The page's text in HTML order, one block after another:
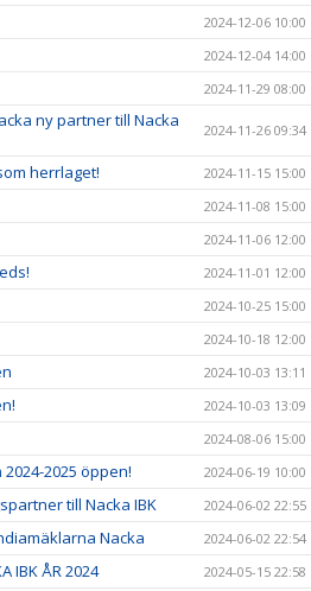
2024-12-06 10:00
2024-12-04 14:00
2024-11-29 08:00
ny partner till Nacka
2024-11-26 09:34
herrlaget! 2024-11-15 15:00
2024-11-08 15:00
2024-11-06 12:00
2024-11-01 12:00
2024-10-25 15:00
2024-10-18 12:00
2024-10-03 13:11
2024-10-03 13:09
2024-08-06 15:00
2025 öppen! 2024-06-19 10:00
till Nacka IBK 2024-06-02 22:55
Nacka 2024-06-02 22:54
IBK ÅR 2024 2024-05-15 22:58